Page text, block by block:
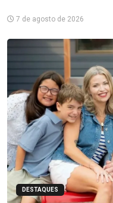
7 de agosto de 2026
DESTAQUES